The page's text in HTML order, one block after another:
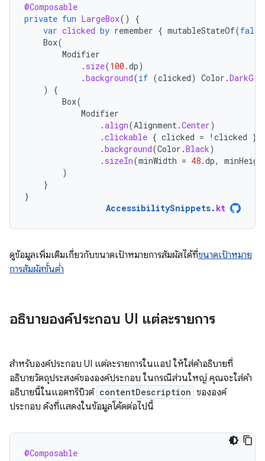
@Composable
private fun LargeBox()
{
var clicked by remember { mutableStateOf(false
Box(
Modifier
. size(100.dp)
.background(if (clicked) Color .
)
{
Box(
Modifier
.align(Alignment .Center)
.clickable { clicked = ! clicked }
.background(Color .Black)
. sizeIn(minWidth = 48.dp,
)
}
}
AccessibilitySnippets. kt
ดูข้อมูลเพิ่มเติมเกี่ยวกับขนาดเป้าหมายการสัมผัสได้ที่ขนาดเป้าหมาย
การสัมผัสขั้นต่ำ
อธิบายองค์ประกอบ UI แต่ละรายการ
สำหรับองค์ประกอบ UI แต่ละรายการในแอป ให้ใส่คำอธิบายที่
อธิบายวัตถุประสงค์ขององค์ประกอบ ในกรณีส่วนใหญ่ คุณจะใส่คำ
อธิบายนี้ในแอตทริบิวต์ contentDescription ขององค์
ประกอบ ดังที่แสดงในข้อมูลโค้ดต่อไปนี้
@Composable